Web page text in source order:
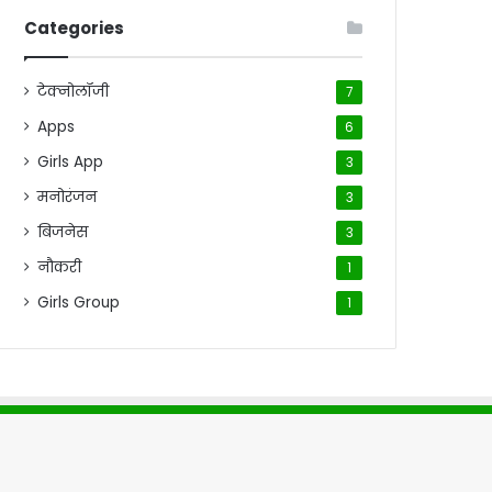
Categories
टेक्नोलॉजी 7
Apps 6
Girls App 3
मनोरंजन 3
बिजनेस 3
नौकरी 1
Girls Group 1